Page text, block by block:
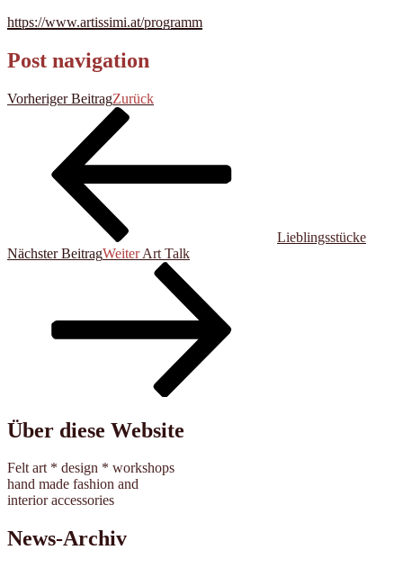
https://www.artissimi.at/programm
Post navigation
Vorheriger BeitragZurück
Lieblingsstücke
Nächster BeitragWeiter Art Talk
Über diese Website
Felt art * design * workshops
hand made fashion and
interior accessories
News-Archiv